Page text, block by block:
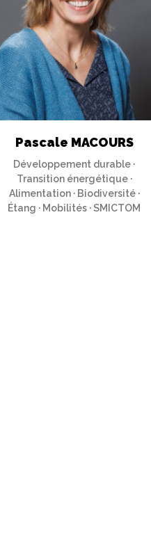
Pascale MACOURS
Développement durable ·
Transition énergétique ·
Alimentation · Biodiversité ·
Étang · Mobilités · SMICTOM